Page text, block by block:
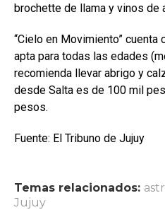
brochette de llama y vinos de
“Cielo en Movimiento”
apta para todas las edades
recomienda llevar abrigo y
desde Salta es de 100 mil
pesos.
Fuente: El Tribuno de Jujuy
Temas relacionados:
Jujuy